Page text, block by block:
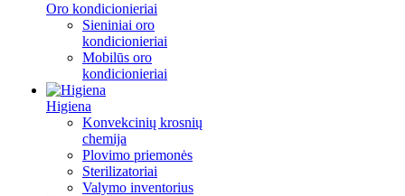
Oro kondicionieriai
Sieniniai oro
kondicionieriai
Mobilūs oro
kondicionieriai
Higiena
Konvekcinių krosnių
chemija
Plovimo priemonės
Sterilizatoriai
Valymo inventorius